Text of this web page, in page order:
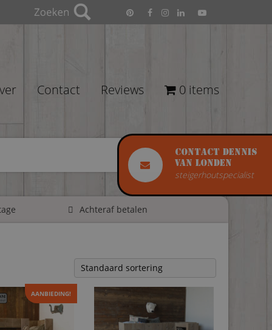
Contact Dennis
van Londen
steigerhoutspecialist
Contact Reviews 0 items
Achteraf betalen
AANBIEDING!